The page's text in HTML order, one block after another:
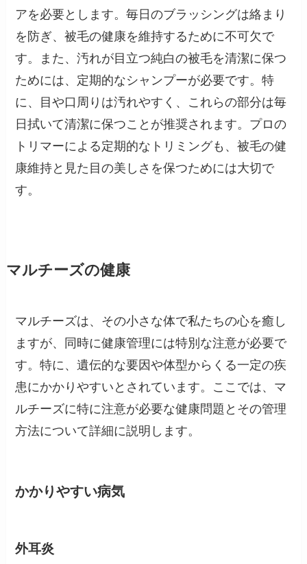
アを必要とします。毎日のブラッシングは絡まり
を防ぎ、被毛の健康を維持するために不可欠で
す。また、汚れが目立つ純白の被毛を清潔に保つ
ためには、定期的なシャンプーが必要です。特
に、目や口周りは汚れやすく、これらの部分は毎
日拭いて清潔に保つことが推奨されます。プロの
トリマーによる定期的なトリミングも、被毛の健
康維持と見た目の美しさを保つためには大切で
す。
マルチーズの健康
マルチーズは、その小さな体で私たちの心を癒し
ますが、同時に健康管理には特別な注意が必要で
す。特に、遺伝的な要因や体型からくる一定の疾
患にかかりやすいとされています。ここでは、マ
ルチーズに特に注意が必要な健康問題とその管理
方法について詳細に説明します。
かかりやすい病気
外耳炎